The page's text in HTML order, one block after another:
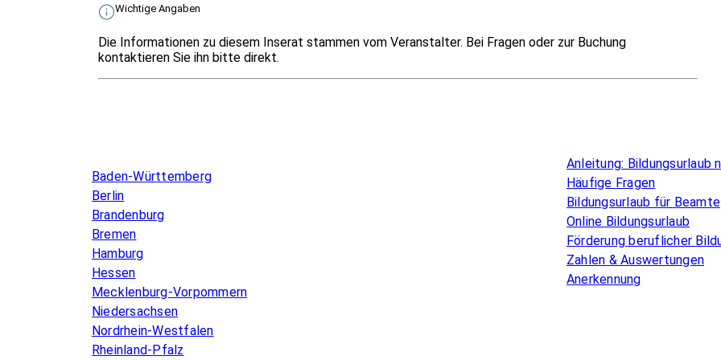
Wichtige Angaben
Die Informationen zu diesem Inserat stammen vom Veranstalter. Bei Fragen oder zur Buchung
kontaktieren Sie ihn bitte direkt.
Baden-Württemberg
Berlin
Brandenburg
Bremen
Hamburg
Hessen
Mecklenburg-Vorpommern
Niedersachsen
Nordrhein-Westfalen
Rheinland-Pfalz
Anleitung: Bildungsurlaub
Häufige Fragen
Bildungsurlaub für Beamte
Online Bildungsurlaub
Förderung beruflicher
Zahlen & Auswertungen
Anerkennung